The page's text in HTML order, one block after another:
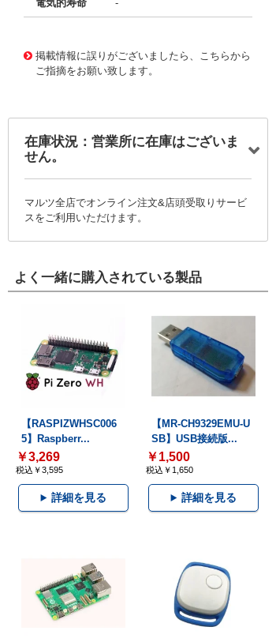
電気的寿命 -
掲載情報に誤りがございましたら、こちらから
ご指摘をお願い致します。
在庫状況：営業所に在庫はございま
せん。
マルツ全店でオンライン注文&店頭受取りサービ
スをご利用いただけます。
よく一緒に購入されている製品
【RASPIZWHSC006
5】Raspberr...
￥3,269
税込￥3,595
詳細を見る
【MR-CH9329EMU-U
SB】USB接続版...
￥1,500
税込￥1,650
詳細を見る